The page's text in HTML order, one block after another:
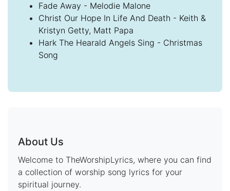
Fade Away - Melodie Malone
Christ Our Hope In Life And Death - Keith &
Kristyn Getty, Matt Papa
Hark The Hearald Angels Sing - Christmas
Song
About Us
Welcome to TheWorshipLyrics, where you can find
a collection of worship song lyrics for your
spiritual journey.